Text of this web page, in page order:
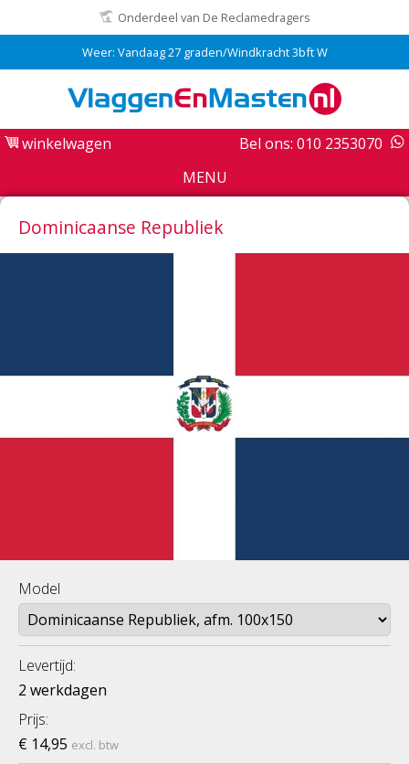
Onderdeel van De Reclamedragers
Weer: Vandaag 27 graden/Windkracht 3bft W
winkelwagen
Bel ons: 010 2353070
MENU
Dominicaanse Republiek
Model
Levertijd:
2 werkdagen
Prijs:
€ 14,95 excl. btw